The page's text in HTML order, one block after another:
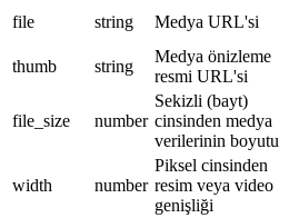
file string Medya URL'si
thumb
string
Medya önizleme
resmi URL'si
file_size number
Sekizli (bayt)
cinsinden medya
verilerinin boyutu
width number
Piksel cinsinden
resim veya video
genişliği